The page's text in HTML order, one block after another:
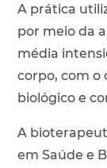
A prática
por meio da
média
corpo, com o
biológico e
A
em Saúde e